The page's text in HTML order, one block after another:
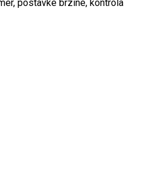
postavke brzine, kontrola